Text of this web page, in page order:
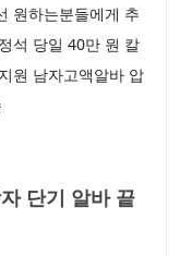
원하는분들에게 추
석 당일 40만 원 칼
원 남자고액알바 압
단기 알바 끝